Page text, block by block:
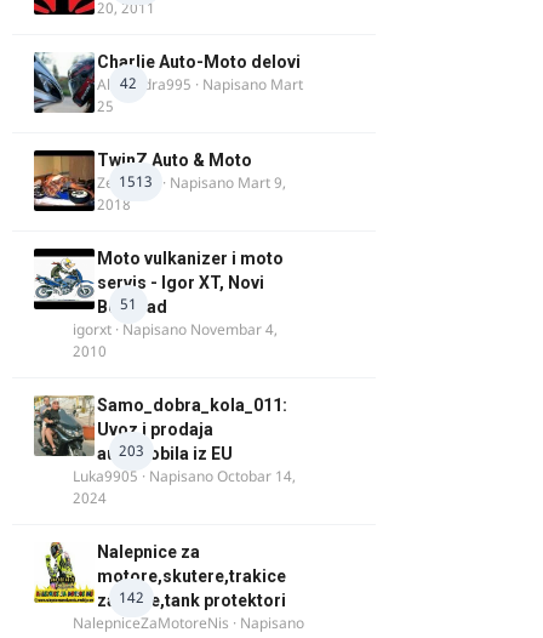
20, 2011
42
Charlie Auto-Moto delovi
Alexandra995 · Napisano Mart
25
1513
TwinZ Auto & Moto
Zeljkamp · Napisano Mart 9,
2018
51
Moto vulkanizer i moto
servis - Igor XT, Novi
Beograd
igorxt · Napisano Novembar 4,
2010
203
Samo_dobra_kola_011:
Uvoz i prodaja
automobila iz EU
Luka9905 · NapisanoOctobar 14,
2024
142
Nalepnice za
motore,skutere,trakice
za felne,tank protektori
NalepniceZaMotoreNis · Napisano